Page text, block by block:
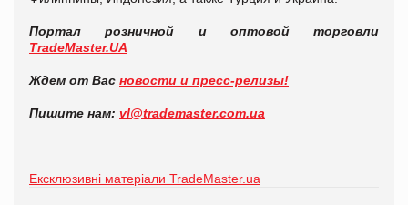
Портал розничной и оптовой торговли
TradeMaster.UA
Ждем от Вас новости и пресс-релизы!
Пишите нам: vl@trademaster.com.ua
Ексклюзивні матеріали TradeMaster.ua